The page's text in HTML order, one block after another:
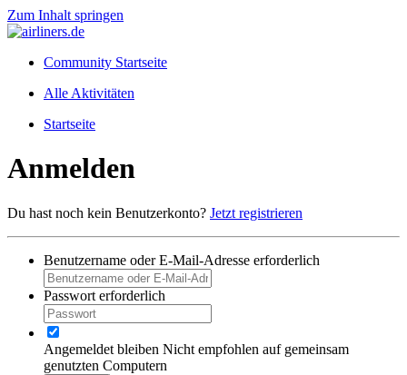
Zum Inhalt springen
Community Startseite
Alle Aktivitäten
Startseite
Anmelden
Du hast noch kein Benutzerkonto? Jetzt registrieren
Benutzername oder E-Mail-Adresse erforderlich
Passwort erforderlich
Angemeldet bleiben Nicht empfohlen auf gemeinsam
genutzten Computern